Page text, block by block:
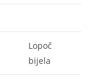
Lopoč
bijela